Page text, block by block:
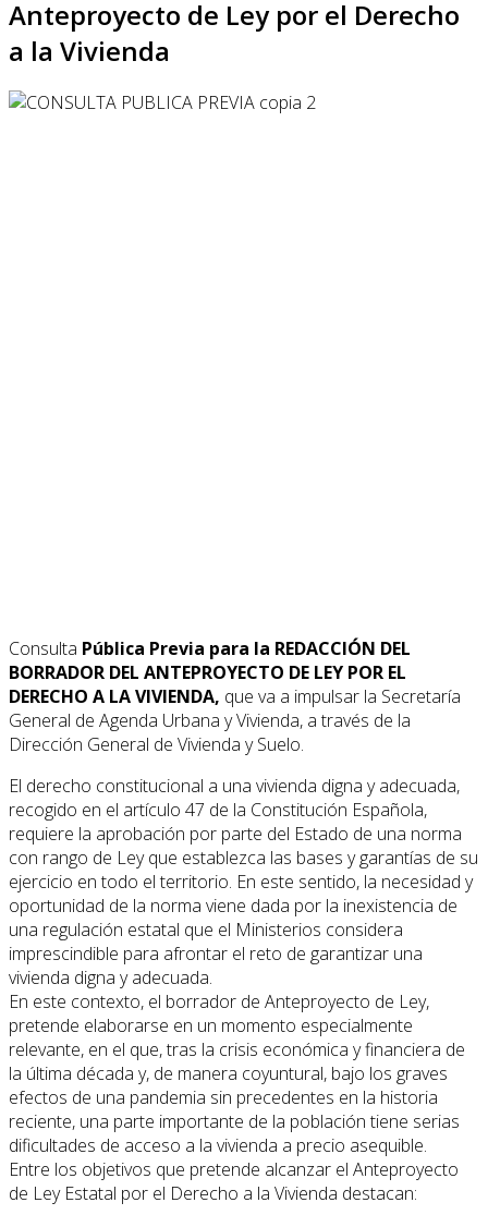
Anteproyecto de Ley por el Derecho
a la Vivienda
Consulta Pública Previa para la REDACCIÓN DEL
BORRADOR DEL ANTEPROYECTO DE LEY POR EL
DERECHO A LA VIVIENDA, que va a impulsar la Secretaría
General de Agenda Urbana y Vivienda, a través de la
Dirección General de Vivienda y Suelo.
El derecho constitucional a una vivienda digna y adecuada,
recogido en el artículo 47 de la Constitución Española,
requiere la aprobación por parte del Estado de una norma
con rango de Ley que establezca las bases y garantías de su
ejercicio en todo el territorio. En este sentido, la necesidad y
oportunidad de la norma viene dada por la inexistencia de
una regulación estatal que el Ministerios considera
imprescindible para afrontar el reto de garantizar una
vivienda digna y adecuada.
En este contexto, el borrador de Anteproyecto de Ley,
pretende elaborarse en un momento especialmente
relevante, en el que, tras la crisis económica y financiera de
la última década y, de manera coyuntural, bajo los graves
efectos de una pandemia sin precedentes en la historia
reciente, una parte importante de la población tiene serias
dificultades de acceso a la vivienda a precio asequible.
Entre los objetivos que pretende alcanzar el Anteproyecto
de Ley Estatal por el Derecho a la Vivienda destacan: